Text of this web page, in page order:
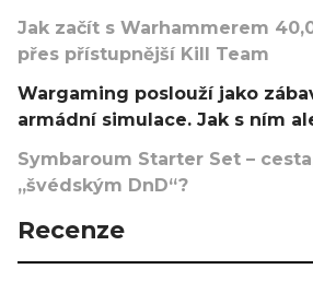
Jak začít s Warhammerem
přes přístupnější Kill Team
Wargaming poslouží jako
armádní simulace. Jak s ním
Symbaroum Starter Set –
„švédským DnD“?
Recenze